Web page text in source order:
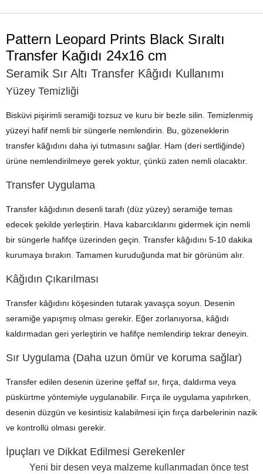
Pattern Leopard Prints Black Sıraltı
Transfer Kağıdı 24x16 cm
Seramik Sır Altı Transfer Kâğıdı Kullanımı
Yüzey Temizliği
Bisküvi pişirimli seramiği tozsuz ve kuru bir bezle silin. Temizlenmiş
yüzeyi hafif nemli bir süngerle nemlendirin. Bu, gözeneklerin
transfer kâğıdını daha iyi tutmasını sağlar. Ham (deri sertliğinde)
ürüne nemlendirilmeye gerek yoktur, çünkü zaten nemli olacaktır.
Transfer Uygulama
Transfer kâğıdının desenli tarafı (düz yüzey) seramiğe temas
edecek şekilde yerleştirin. Hava kabarcıklarını gidermek için nemli
bir süngerle hafifçe üzerinden geçin. Transfer kâğıdını 5-10 dakika
kurumaya bırakın. Tamamen kuruduğunda mat bir görünüm alır.
Kâğıdın Çıkarılması
Transfer kâğıdını köşesinden tutarak yavaşça soyun. Desenin
seramiğe yapışmış olması gerekir. Eğer zorlanıyorsa, kâğıdı
kaldırmadan geri yerleştirin ve hafifçe nemlendirip tekrar deneyin.
Sır Uygulama (Daha uzun ömür ve koruma sağlar)
Transfer edilen desenin üzerine şeffaf sır, fırça, daldırma veya
püskürtme yöntemiyle uygulanabilir. Fırça ile uygulama yapılırken,
desenin düzgün ve kesintisiz kalabilmesi için fırça darbelerinin nazik
ve kontrollü olması gerekir.
İpuçları ve Dikkat Edilmesi Gerekenler
Yeni bir desen veya malzeme kullanmadan önce test